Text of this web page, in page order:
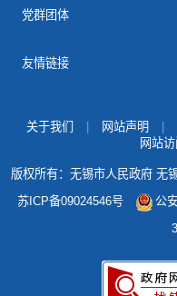
党群团体
友情链接
关于我们 网站声明
网站访
版权所有：无锡市人民政府 无
苏ICP备09024546号
公